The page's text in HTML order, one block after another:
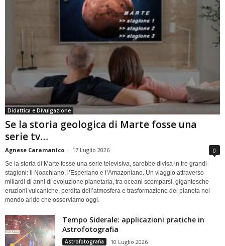
Didattica e Divulgazione
Se la storia geologica di Marte fosse una
serie tv…
Agnese Caramanico - 17 Luglio 2026 0
Se la storia di Marte fosse una serie televisiva, sarebbe divisa in tre grandi
stagioni: il Noachiano, l’Esperiano e l’Amazoniano. Un viaggio attraverso
miliardi di anni di evoluzione planetaria, tra oceani scomparsi, gigantesche
eruzioni vulcaniche, perdita dell’atmosfera e trasformazione del pianeta nel
mondo arido che osserviamo oggi.
Tempo Siderale: applicazioni pratiche in
Astrofotografia
Astrofotografia 10 Luglio 2026